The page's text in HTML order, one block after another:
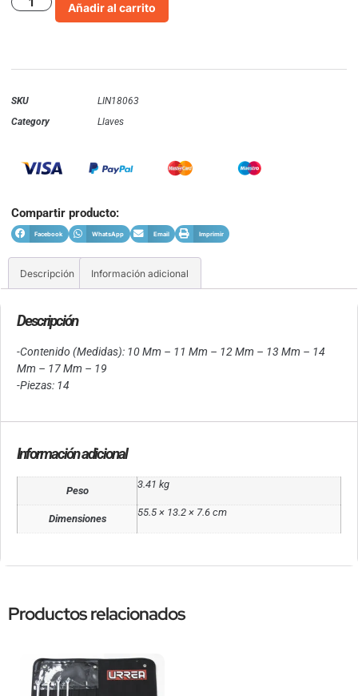
Añadir al carrito
SKU
LIN18063
Category
Llaves
Compartir producto:
Facebook WhatsApp Email Imprimir
Descripción Información adicional
Descripción
-Contenido (Medidas): 10 Mm – 11 Mm – 12 Mm – 13 Mm – 14
Mm – 17 Mm – 19
-Piezas: 14
Información adicional
Peso
3.41 kg
Dimensiones
55.5 × 13.2 × 7.6 cm
Productos relacionados